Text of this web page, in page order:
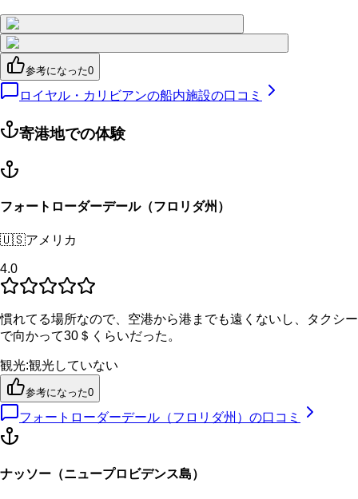
参考になった0
ロイヤル・カリビアンの船内施設の口コミ
寄港地での体験
フォートローダーデール（フロリダ州）
🇺🇸アメリカ
4.0
慣れてる場所なので、空港から港までも遠くないし、タクシー
で向かって30＄くらいだった。
観光:観光していない
参考になった0
フォートローダーデール（フロリダ州） の口コミ
ナッソー（ニュープロビデンス島）